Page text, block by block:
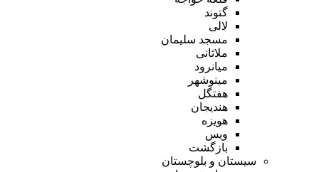
گتوند
لالی
مسجد سلیمان
ملاثانی
میانرود
مینوشهر
هفتگل
هندیجان
هویزه
ویس
بازگشت
سیستان و بلوچستان